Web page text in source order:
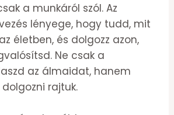
a munkáról szól. Az
lényege, hogy tudd, mit
életben, és dolgozz azon,
Ne csak a
az álmaidat, hanem
rajtuk.